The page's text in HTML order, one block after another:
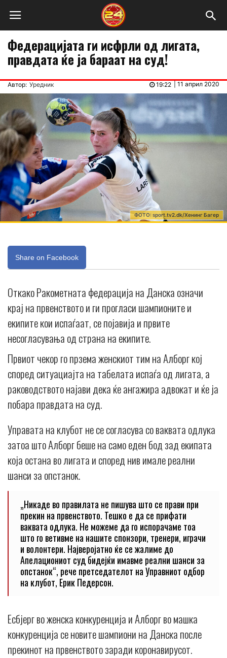
Федерацијата ги исфрли од лигата,
правдата ќе ја бараат на суд!
Автор: Уредник 11 април 2020
19:22
ФOТО: sport.tv2.dk/Хенинг Багер
Share on Facebook
Откако Ракометната федерација на Данска означи
крај на првенството и ги прогласи шампионите и
екипите кои испаѓаат, се појавија и првите
несогласувања од страна на екипите.
Првиот чекор го прзема женскиот тим на Алборг кој
според ситуациајта на табелата испаѓа од лигата, а
раководството најави дека ќе ангажира адвокат и ќе ја
побара правдата на суд.
Управата на клубот не се согласува со ваквата одлука
затоа што Алборг беше на само еден бод зад екипата
која остана во лигата и според нив имале реални
шанси за опстанок.
„Никаде во правилата не пишува што се прави при
прекин на првенството. Тешко е да се прифати
ваквата одлука. Не можеме да го испорачаме тоа
што го ветивме на нашите спонзори, тренери, играчи
и волонтери. Најверојатно ќе се жалиме до
Апелациониот суд бидејќи имавме реални шанси за
опстанок“, рече претседателот на Управниот одбор
на клубот, Ерик Педерсон.
Есбјерг во женска конкуренција и Алборг во машка
конкуренција се новите шампиони на Данска после
прекинот на првенството заради коронавирусот.